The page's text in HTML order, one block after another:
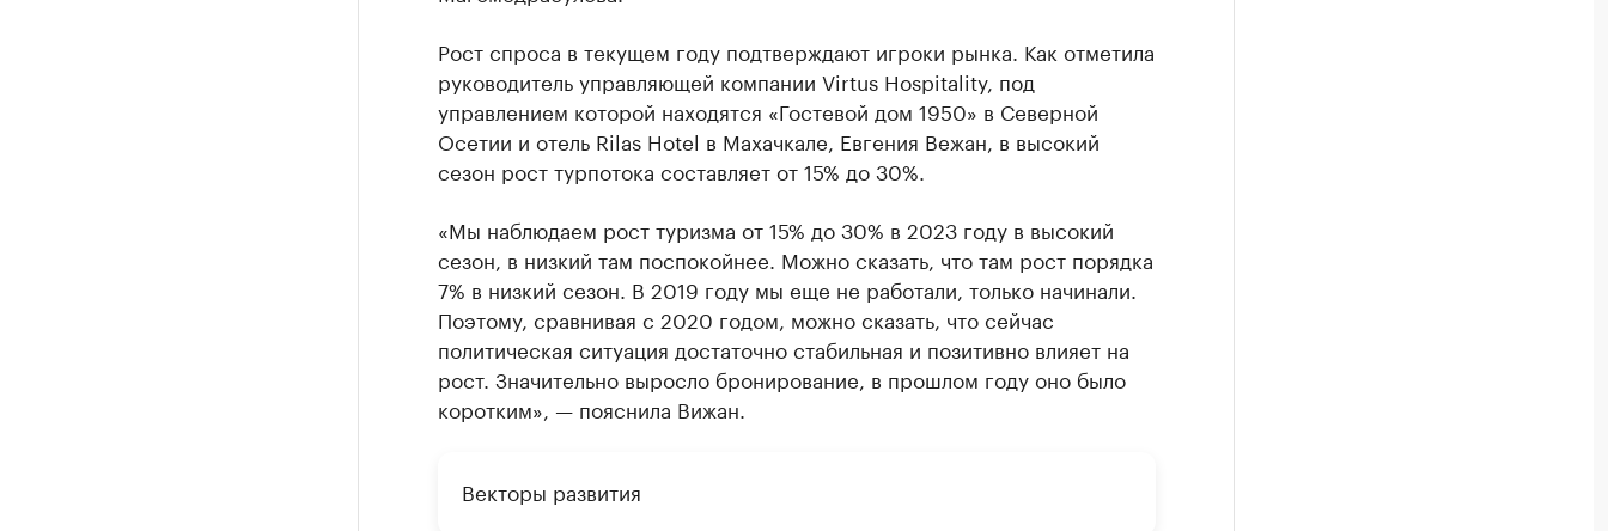
Рост спроса в текущем году подтверждают игроки рынка. Как отметила
руководитель управляющей компании Virtus Hospitality, под
управлением которой находятся «Гостевой дом 1950» в Северной
Осетии и отель Rilas Hotel в Махачкале, Евгения Вежан, в высокий
сезон рост турпотока составляет от 15% до 30%.
«Мы наблюдаем рост туризма от 15% до 30% в 2023 году в высокий
сезон, в низкий там поспокойнее. Можно сказать, что там рост порядка
7% в низкий сезон. В 2019 году мы еще не работали, только начинали.
Поэтому, сравнивая с 2020 годом, можно сказать, что сейчас
политическая ситуация достаточно стабильная и позитивно влияет на
рост. Значительно выросло бронирование, в прошлом году оно было
коротким», — пояснила Вижан.
Векторы развития